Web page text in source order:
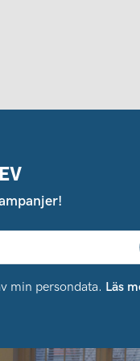
min persondata. Läs